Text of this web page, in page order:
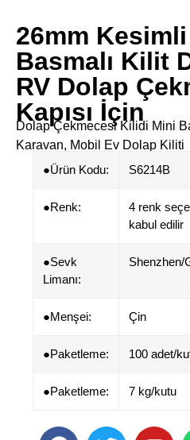
26mm
Basmalı Kilit
RV Dolap
Kapısı İçin
Dolap Çekmecesi Kilidi Mini
Karavan, Mobil Ev Dolap Kiliti
●Ürün Kodu:
S6214B
●​​Renk:
4 renk
kabul edilir
●Sevk
Limanı:
Shenzhen/
●​Menşei: Çin
●Paketleme: 100 adet/
●Paketleme: 7 kg/kutu